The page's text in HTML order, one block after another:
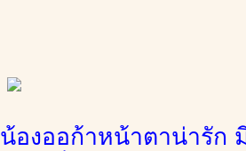
น้องออก้าหน้าตาน่ารัก